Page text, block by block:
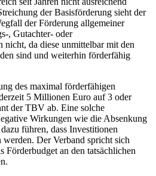
der Basisförderung sieht der
der Förderung allgemeiner
, Gutachter- oder
nicht, da diese unmittelbar mit den
sind und weiterhin förderfähig
des maximal förderfähigen
5 Millionen Euro auf 3 oder
der TBV ab. Eine solche
Wirkungen wie die Absenkung
führen, dass Investitionen
werden. Der Verband spricht sich
Förderbudget an den tatsächlichen